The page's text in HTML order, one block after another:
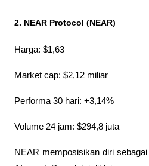
2. NEAR Protocol (NEAR)
Harga: $1,63
Market cap: $2,12 miliar
Performa 30 hari: +3,14%
Volume 24 jam: $294,8 juta
NEAR memposisikan diri